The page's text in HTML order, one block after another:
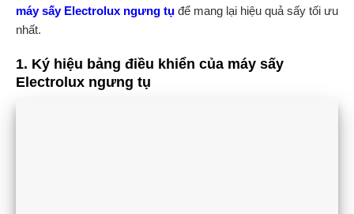
máy sấy Electrolux ngưng tụ để mang lại hiệu quả sấy tối ưu
nhất.
1. Ký hiệu bảng điều khiển của máy sấy
Electrolux ngưng tụ